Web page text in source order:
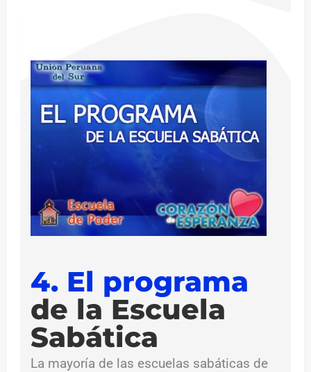
4. El programa
de la Escuela
Sabática
La mayoría de las escuelas sabáticas de